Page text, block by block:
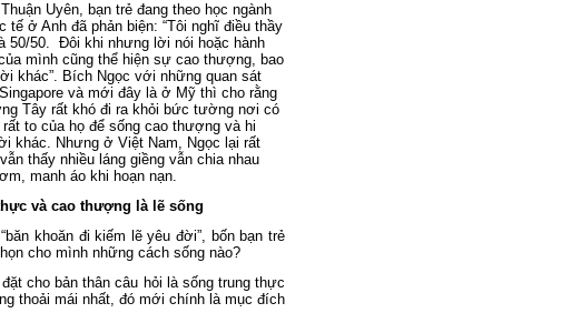
Uyên, bạn trẻ đang theo học ngành
tế ở Anh đã phản biện: “Tôi nghĩ điều thầy
50/50. Đôi khi nhưng lời nói hoặc hành
mình cũng thể hiện sự cao thượng, bao
khác”. Bích Ngọc với những quan sát
và mới đây là ở Mỹ thì cho rằng
Tây rất khó đi ra khỏi bức tường nơi có
to của họ để sống cao thượng và hi
khác. Nhưng ở Việt Nam, Ngọc lại rất
thấy nhiều láng giềng vẫn chia nhau
manh áo khi hoạn nạn.
và cao thượng là lẽ sống
khoăn đi kiếm lẽ yêu đời”, bốn bạn trẻ
cho mình những cách sống nào?
cho bản thân câu hỏi là sống trung thực
thoải mái nhất, đó mới chính là mục đích